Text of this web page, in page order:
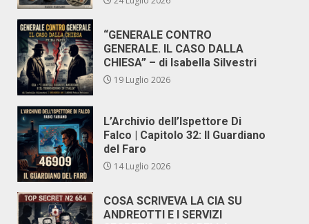
“GENERALE CONTRO
GENERALE. IL CASO DALLA
CHIESA” – di Isabella Silvestri
19 Luglio 2026
L’Archivio dell’Ispettore Di
Falco | Capitolo 32: Il Guardiano
del Faro
14 Luglio 2026
COSA SCRIVEVA LA CIA SU
ANDREOTTI E I SERVIZI